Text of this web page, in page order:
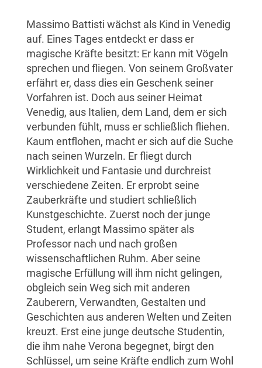
Massimo Battisti wächst als Kind in Venedig
auf. Eines Tages entdeckt er dass er
magische Kräfte besitzt: Er kann mit Vögeln
sprechen und fliegen. Von seinem Großvater
erfährt er, dass dies ein Geschenk seiner
Vorfahren ist. Doch aus seiner Heimat
Venedig, aus Italien, dem Land, dem er sich
verbunden fühlt, muss er schließlich fliehen.
Kaum entflohen, macht er sich auf die Suche
nach seinen Wurzeln. Er fliegt durch
Wirklichkeit und Fantasie und durchreist
verschiedene Zeiten. Er erprobt seine
Zauberkräfte und studiert schließlich
Kunstgeschichte. Zuerst noch der junge
Student, erlangt Massimo später als
Professor nach und nach großen
wissenschaftlichen Ruhm. Aber seine
magische Erfüllung will ihm nicht gelingen,
obgleich sein Weg sich mit anderen
Zauberern, Verwandten, Gestalten und
Geschichten aus anderen Welten und Zeiten
kreuzt. Erst eine junge deutsche Studentin,
die ihm nahe Verona begegnet, birgt den
Schlüssel, um seine Kräfte endlich zum Wohl